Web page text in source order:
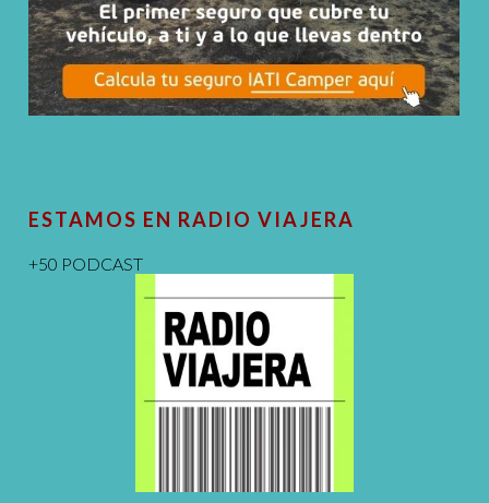
ESTAMOS EN RADIO VIAJERA
+50 PODCAST